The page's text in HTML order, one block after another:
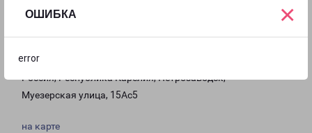
ОШИБКА
error
×
18:00
ПЕТРОЗАВОДСК ПЕРЕВАЛКА
Россия, Республика Карелия, Петрозаводск,
Муезерская улица, 15Ас5
на карте